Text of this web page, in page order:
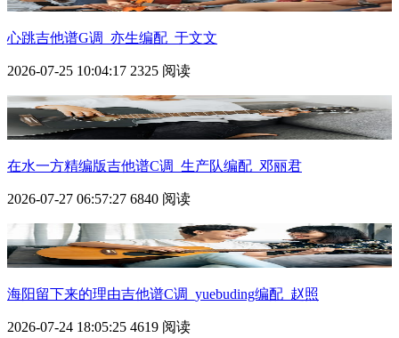
心跳吉他谱G调_亦生编配_于文文
2026-07-25 10:04:17 2325 阅读
在水一方精编版吉他谱C调_生产队编配_邓丽君
2026-07-27 06:57:27 6840 阅读
海阳留下来的理由吉他谱C调_yuebuding编配_赵照
2026-07-24 18:05:25 4619 阅读